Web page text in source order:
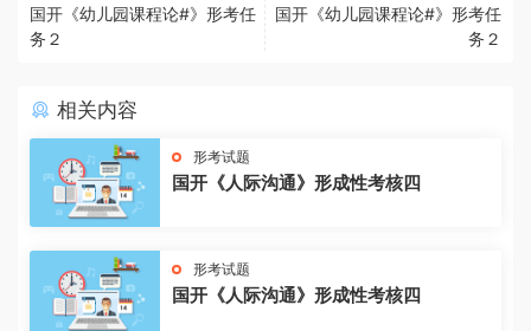
国开《幼儿园课程论#》形考任
务２
国开《幼儿园课程论#》形考任
务２
相关内容
形考试题
国开《人际沟通》形成性考核四
形考试题
国开《人际沟通》形成性考核四